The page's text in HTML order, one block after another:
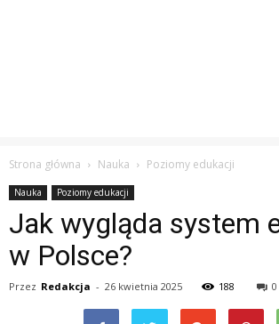
Strona główna Nauka Poziomy edukacji
Nauka Poziomy edukacji
Jak wygląda system
w Polsce?
Przez Redakcja - 26 kwietnia 2025 188 0